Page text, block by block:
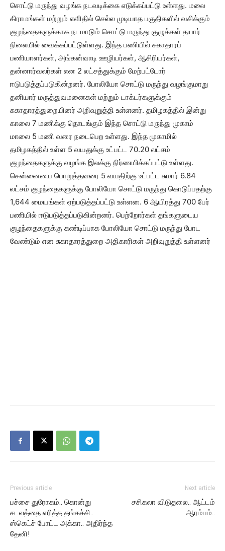
சொட்டு மருந்து வழங்க நடவடிக்கை எடுக்கப்பட்டு உள்ளது. மலை
கிராமங்கள் மற்றும் எளிதில் செல்ல முடியாத பகுதிகளில் வசிக்கும்
குழந்தைகளுக்காக நடமாடும் சொட்டு மருந்து குழுக்கள் தயார்
நிலையில் வைக்கப்பட்டுள்ளது. இந்த பணியில் சுகாதாரப்
பணியாளர்கள், அங்கன்வாடி ஊழியர்கள், ஆசிரியர்கள்,
தன்னார்வலர்கள் என 2 லட்சத்துக்கும் மேற்பட்டோர்
ஈடுபடுத்தப்படுகின்றனர். போலியோ சொட்டு மருந்து வழங்குமாறு
தனியார் மருத்துவமனைகள் மற்றும் டாக்டர்களுக்கும்
சுகாதாரத்துறையினர் அறிவுறுத்தி உள்ளனர். தமிழகத்தில் இன்று
காலை 7 மணிக்கு தொடங்கும் இந்த சொட்டு மருந்து முகாம்
மாலை 5 மணி வரை நடைபெற உள்ளது. இந்த முகாமில்
தமிழகத்தில் உள்ள 5 வயதுக்கு உட்பட்ட 70.20 லட்சம்
குழந்தைகளுக்கு வழங்க இலக்கு நிர்ணயிக்கப்பட்டு உள்ளது.
சென்னையை பொறுத்தவரை 5 வயதிற்கு உட்பட்ட சுமார் 6.84
லட்சம் குழந்தைகளுக்கு போலியோ சொட்டு மருந்து கொடுப்பதற்கு
1,644 மையங்கள் ஏற்படுத்தப்பட்டு உள்ளன. 6 ஆயிரத்து 700 பேர்
பணியில் ஈடுபடுத்தப்படுகின்றனர். பெற்றோர்கள் தங்களுடைய
குழந்தைகளுக்கு கண்டிப்பாக போலியோ சொட்டு மருந்து போட
வேண்டும் என சுகாதாரத்துறை அதிகாரிகள் அறிவுறுத்தி உள்ளனர்
Previous article
பச்சை துரோகம்.. கொன்று
சடலத்தை எரித்த தங்கச்சி..
ஸ்கெட்ச் போட்ட அக்கா.. அதிர்ந்த
தேனி!
Next article
சசிகலா விடுதலை.. ஆட்டம்
ஆரம்பம்..